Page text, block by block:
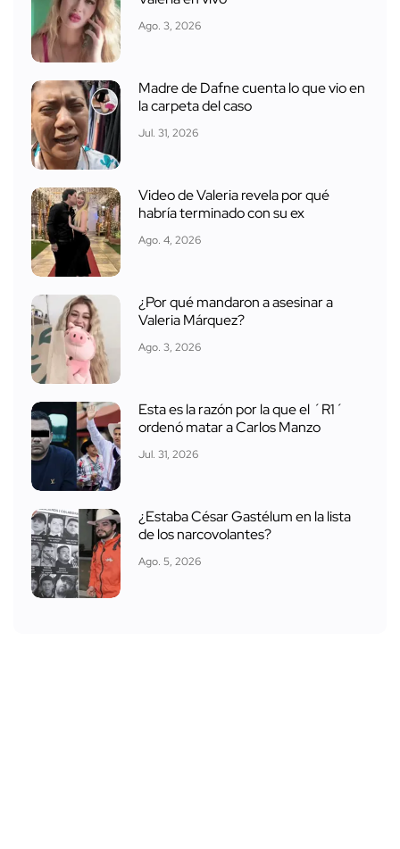
Ago. 3, 2026
Madre de Dafne cuenta lo que vio en
la carpeta del caso
Jul. 31, 2026
Video de Valeria revela por qué
habría terminado con su ex
Ago. 4, 2026
¿Por qué mandaron a asesinar a
Valeria Márquez?
Ago. 3, 2026
Esta es la razón por la que el ´R1´
ordenó matar a Carlos Manzo
Jul. 31, 2026
¿Estaba César Gastélum en la lista
de los narcovolantes?
Ago. 5, 2026